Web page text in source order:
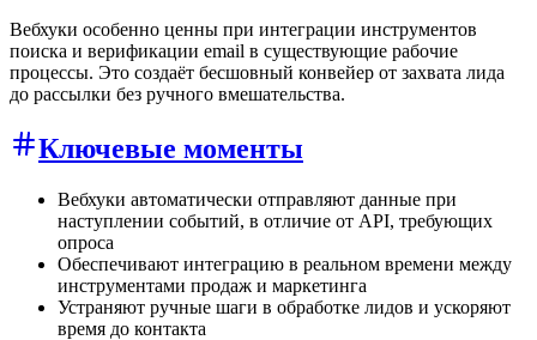
Вебхуки особенно ценны при интеграции инструментов
поиска и верификации email в существующие рабочие
процессы. Это создаёт бесшовный конвейер от захвата лида
до рассылки без ручного вмешательства.
Ключевые моменты
Вебхуки автоматически отправляют данные при
наступлении событий, в отличие от API, требующих
опроса
Обеспечивают интеграцию в реальном времени между
инструментами продаж и маркетинга
Устраняют ручные шаги в обработке лидов и ускоряют
время до контакта